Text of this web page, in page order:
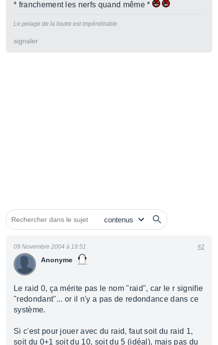
* franchement les nerfs quand même *
Le pelage de la loutre est impénétrable
signaler
Anonyme
09 Novembre 2004 à 19:51 #2
Le raid 0, ça mérite pas le nom "raid", car le r signifie
"redondant"... or il n'y a pas de redondance dans ce
système.
Si c'est pour jouer avec du raid, faut soit du raid 1,
soit du 0+1 soit du 10, soit du 5 (idéal), mais pas du